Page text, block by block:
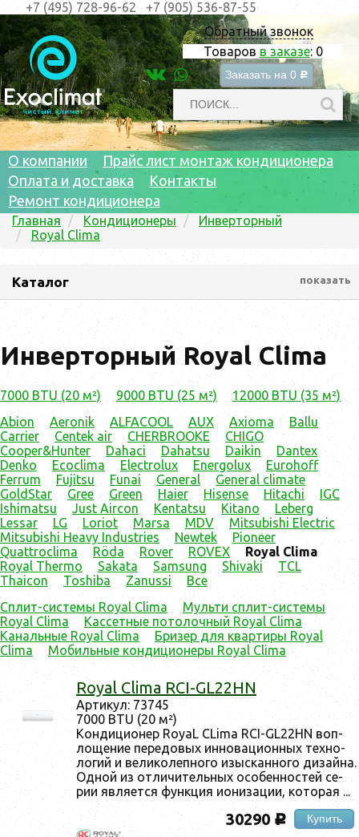
Обратный звонок
Товаров в заказе: 0
Заказать на 0 c
+7 (495) 728-96-62 +7 (905) 536-87-55
О компании
Прайс лист монтаж кондиционера
Оплата и доставка
Контакты
Ремонт кондиционера
Главная Кондиционеры
Инверторный
Royal Clima
Каталог показать
Инверторный Royal Clima
7000 BTU (20 м²) 9000 BTU (25 м²)
12000 BTU (35 м²)
Abion
Aeronik ALFACOOL AUX Axioma
Ballu
Carrier
Centek air CHERBROOKE
CHIGO
Cooper&Hunter
Dahaci Dahatsu Daikin
Dantex
Denko
Ecoclima Electrolux Energolux
Eurohoff
Ferrum
Fujitsu Funai General
General climate
GoldStar
Gree Green Haier Hisense Hitachi
IGC
Ishimatsu
Just Aircon Kentatsu Kitano
Leberg
Lessar
LG Loriot Marsa MDV
Mitsubishi Electric
Mitsubishi Heavy Industries
Newtek
Pioneer
Quattroclima
Röda Rover ROVEX
Royal Clima
Royal Thermo
Sakata Samsung Shivaki
TCL
Thaicon
Toshiba Zanussi
Все
Сплит-системы Royal Clima
Мульти сплит-системы
Royal Clima
Кассетные потолочный Royal Clima
Канальные Royal Clima
Бризер для квартиры Royal
Clima
Мобильные кондиционеры Royal Clima
Royal Clima RCI-GL22HN
Ар­ти­кул: 73745
7000 BTU (20 м²)
Кон­ди­ци­онер RoyaL CLima RCI-GL22HN воп­
ло­щение пе­редо­вых ин­но­ваци­он­ных тех­но­
логий и ве­лико­леп­но­го изыс­канно­го ди­зай­на.
Од­ной из от­ли­читель­ных осо­бен­ностей се­
рии яв­ля­ет­ся фун­кция и­они­зации, ко­торая ...
30290 c Купить